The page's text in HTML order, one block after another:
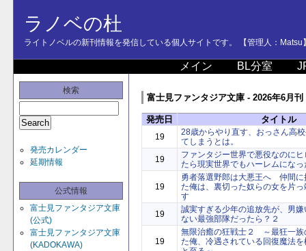
ラノベの杜
ライトノベルの新刊情報を発信している個人サイトです。 【管理人：Matsu
メイン BL分室
検索
発売カレンダー
延期情報
公式情報
富士見ファンタジア文庫
(公式)
富士見ファンタジア文庫
(KADOKAWA)
富士見ファンタジア文庫 - 2026年6月刊
発売日 タイトル
19
28歳からやり直す、おっさん高
てしまうとは。
19
ファンタジー世界で悪役なのに
たら現実世界でもハーレムになっ
19
勇者落選野郎は大悪王へ 仲間に
た俺は、裏切った奴らの女を片
す
19
誠実すぎる少年の追放先が、男
ない最強部隊だったら？２
19
無限治癒の狂戦士２ ～最狂一族
た俺、冷遇されている回復魔法